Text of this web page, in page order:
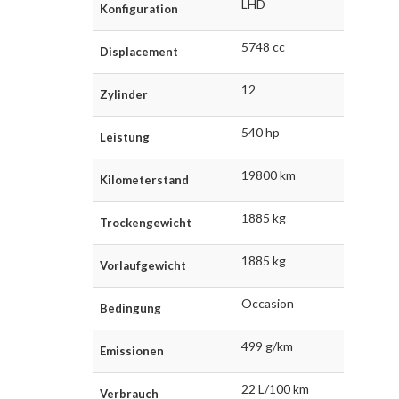
Konfiguration LHD
Displacement 5748 cc
Zylinder 12
Leistung 540 hp
Kilometerstand 19800 km
Trockengewicht 1885 kg
Vorlaufgewicht 1885 kg
Bedingung Occasion
Emissionen 499 g/km
Verbrauch 22 L/100 km